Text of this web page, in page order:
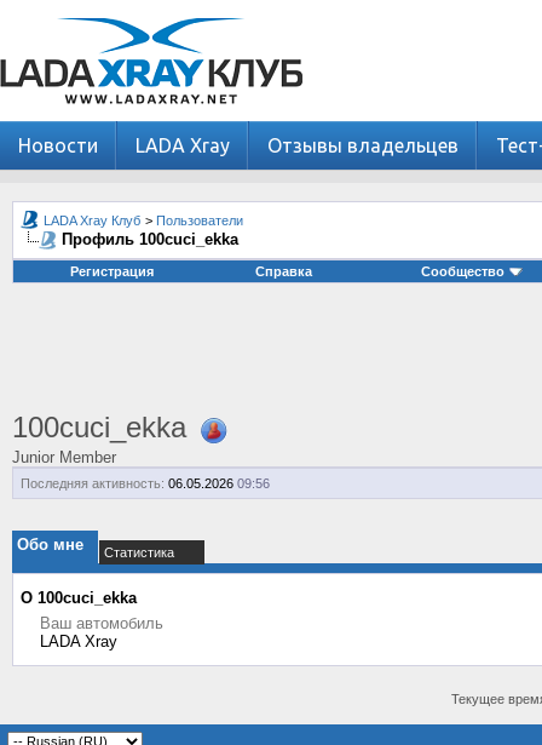
Новости LADA Xray Отзывы владельцев
LADA Xray Клуб > Пользователи
Профиль 100cuci_ekka
Регистрация Справка Сообщество
100cuci_ekka
Junior Member
Последняя активность: 06.05.2026 09:56
Обо мне Статистика
О 100cuci_ekka
Ваш автомобиль
LADA Xray
Текущее